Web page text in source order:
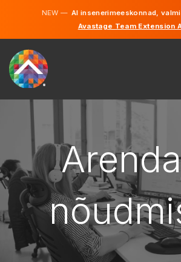
NEW —AI insenerimeeskonnad,
Avastage Team Extension
KUIDAS SEE TÖÖTAB
KARJÄÄR
PALKAMA
EESTI
ET
ALUSTAMA